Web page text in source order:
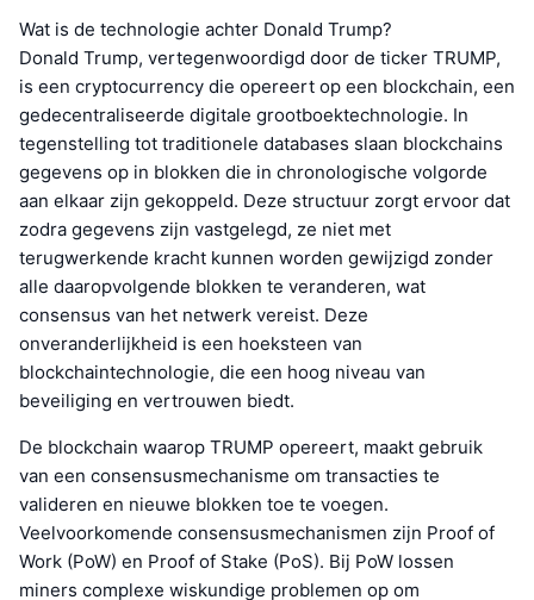
Wat is de technologie achter Donald Trump?
Donald Trump, vertegenwoordigd door de ticker TRUMP,
is een cryptocurrency die opereert op een blockchain, een
gedecentraliseerde digitale grootboektechnologie. In
tegenstelling tot traditionele databases slaan blockchains
gegevens op in blokken die in chronologische volgorde
aan elkaar zijn gekoppeld. Deze structuur zorgt ervoor dat
zodra gegevens zijn vastgelegd, ze niet met
terugwerkende kracht kunnen worden gewijzigd zonder
alle daaropvolgende blokken te veranderen, wat
consensus van het netwerk vereist. Deze
onveranderlijkheid is een hoeksteen van
blockchaintechnologie, die een hoog niveau van
beveiliging en vertrouwen biedt.
De blockchain waarop TRUMP opereert, maakt gebruik
van een consensusmechanisme om transacties te
valideren en nieuwe blokken toe te voegen.
Veelvoorkomende consensusmechanismen zijn Proof of
Work (PoW) en Proof of Stake (PoS). Bij PoW lossen
miners complexe wiskundige problemen op om